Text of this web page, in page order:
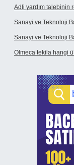
Adli yardım talebinin
Sanayi ve Teknoloji
Sanayi ve Teknoloji
Olmeca tekila hangi